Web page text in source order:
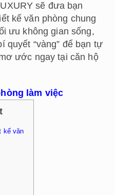
sẽ đưa bạn
kế văn phòng chung
ưu không gian sống,
quyết “vàng” để bạn tự
ước ngay tại căn hộ
làm việc
kế văn